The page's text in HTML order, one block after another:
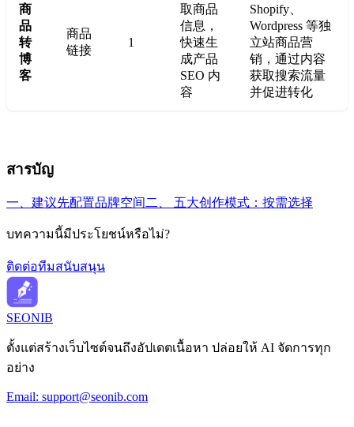
商
品
转
博
客
商品
链接
1
取商品
信息，
快速生
成产品
SEO 内
容
Shopify、
Wordpress 等独
立站商品营
销，通过内容
获取搜索流量
并促进转化
สารบัญ
一、建议先配置品牌空间 二、 五大创作模式：按需选择
บทความนี้มีประโยชน์หรือไม่?
ติดต่อทีมสนับสนุน
SEONIB
ตั้งแต่สร้างเว็บไซต์จนถึงอัปเดตเนื้อหา ปล่อยให้ AI จัดการทุก
อย่าง
Email: support@seonib.com